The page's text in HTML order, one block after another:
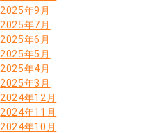
2025年9月
2025年7月
2025年6月
2025年5月
2025年4月
2025年3月
2024年12月
2024年11月
2024年10月